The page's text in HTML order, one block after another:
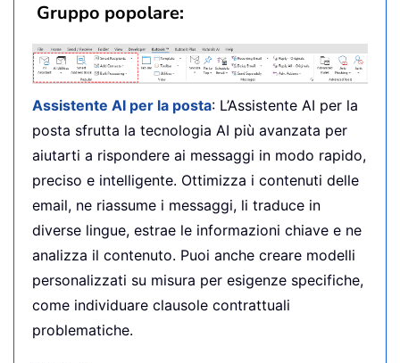
Gruppo popolare:
Assistente AI per la posta: L’Assistente AI per la
posta sfrutta la tecnologia AI più avanzata per
aiutarti a rispondere ai messaggi in modo rapido,
preciso e intelligente. Ottimizza i contenuti delle
email, ne riassume i messaggi, li traduce in
diverse lingue, estrae le informazioni chiave e ne
analizza il contenuto. Puoi anche creare modelli
personalizzati su misura per esigenze specifiche,
come individuare clausole contrattuali
problematiche.